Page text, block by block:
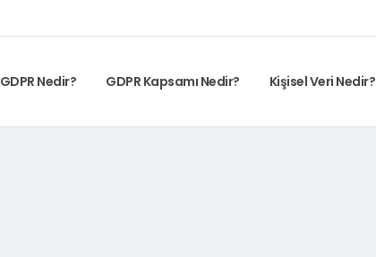
GDPR Nedir? GDPR Kapsamı Nedir? Kişisel Veri Nedir?